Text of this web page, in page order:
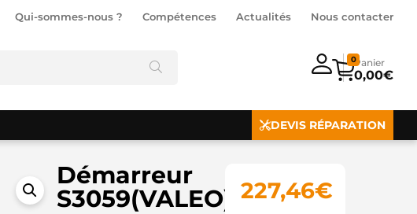
Qui-sommes-nous ? Compétences Actualités Nous contacter
0,00€
0
DEVIS RÉPARATION
Démarreur
S3059(VALEO) 227,46€